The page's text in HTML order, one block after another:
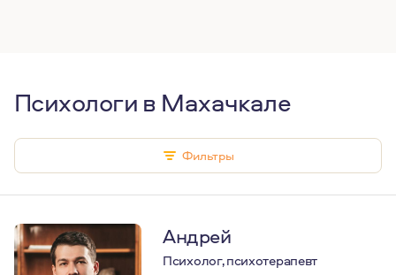
Психологи в Махачкале
Фильтры
Андрей
Психолог, психотерапевт